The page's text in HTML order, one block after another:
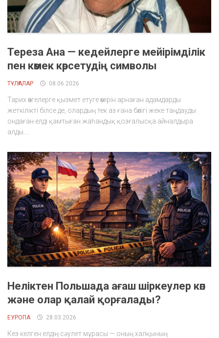
Тереза ​​Ана — кедейлерге мейірімділік
пен көмек көрсетудің символы
ТҰЛҒАЛАР 08.06.2026
Тарих өзгелерге қызмет етуге өмірін арнаған адамдарды
жеткілікті білсе де, олардың тек аз ғана бөлігі жеке таңдауды
ондаған елді қамтыған жаһандық қозғалысқа айналдыра
алды....
Неліктен Польшада ағаш шіркеулер көп
және олар қалай қорғалады?
ЕУРОПА 28.03.2026
Кез келген елдің сәулет мұрасы — оның халқының